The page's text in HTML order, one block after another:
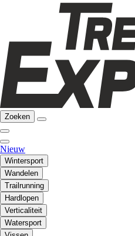
Zoeken
Nieuw
Wintersport
Wandelen
Trailrunning
Hardlopen
Verticaliteit
Watersport